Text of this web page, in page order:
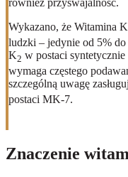
Wykazano, że Witamina K
ludzki – jedynie od 5%
K2 w postaci
wymaga częstego
szczególną uwagę
postaci MK-7.
Znaczenie